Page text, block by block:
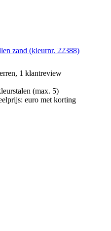
zand (kleurnr. 22388)
1 klantreview
(max. 5)
euro met korting